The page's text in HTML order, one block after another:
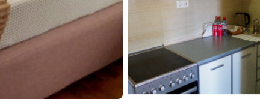
Požarevac
Ljubovija
Bela Crkva Negotin